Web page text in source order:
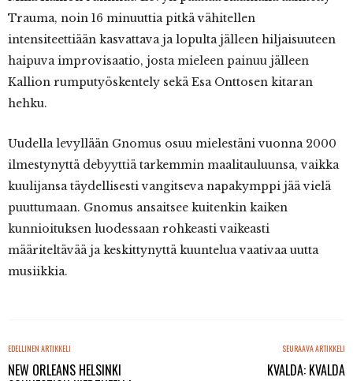
Trauma, noin 16 minuuttia pitkä vähitellen
intensiteettiään kasvattava ja lopulta jälleen hiljaisuuteen
haipuva improvisaatio, josta mieleen painuu jälleen
Kallion rumputyöskentely sekä Esa Onttosen kitaran
hehku.
Uudella levyllään Gnomus osuu mielestäni vuonna 2000
ilmestynyttä debyyttiä tarkemmin maalitauluunsa, vaikka
kuulijansa täydellisesti vangitseva napakymppi jää vielä
puuttumaan. Gnomus ansaitsee kuitenkin kaiken
kunnioituksen luodessaan rohkeasti vaikeasti
määriteltävää ja keskittynyttä kuuntelua vaativaa uutta
musiikkia.
EDELLINEN ARTIKKELI
NEW ORLEANS HELSINKI
SEURAAVA ARTIKKELI
KVALDA: KVALDA